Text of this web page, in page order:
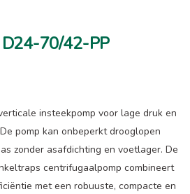
70/42-PP
insteekpomp voor lage druk en
pomp kan onbeperkt drooglopen
zonder asafdichting en voetlager. De
centrifugaalpomp combineert
met een robuuste, compacte en